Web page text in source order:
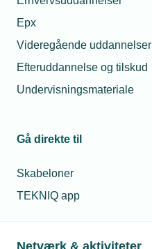
Epx
Videregående uddannelser
Efteruddannelse og tilskud
Undervisningsmateriale
Gå direkte til
Skabeloner
TEKNIQ app
Netværk & aktiviteter
28. jul. 2026